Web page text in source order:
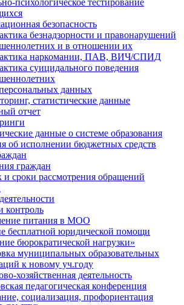
психологическое тестирование
безопасность
безнадзорности и правонарушений
и в отношении их
наркомании, ПАВ, ВИЧ/СПИД
суицидального поведения
данных
статистические данные
отчет
данные о системе образования
об исполнении бюджетных средств
граждан
и сроки рассмотрения обращений
контроль
питания в МОО
бесплатной юридической помощи
бюрократической нагрузки»
муниципальных образовательных
к новому уч.году
хозяйственная деятельность
педагогическая конференция
социализация, профориентация